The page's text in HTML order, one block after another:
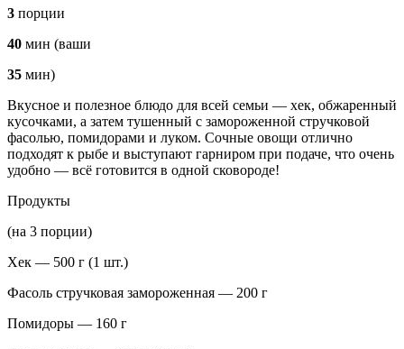
3 порции
40 мин (ваши
35 мин)
Вкусное и полезное блюдо для всей семьи — хек, обжаренный
кусочками, а затем тушенный с замороженной стручковой
фасолью, помидорами и луком. Сочные овощи отлично
подходят к рыбе и выступают гарниром при подаче, что очень
удобно — всё готовится в одной сковороде!
Продукты
(на 3 порции)
Хек — 500 г (1 шт.)
Фасоль стручковая замороженная — 200 г
Помидоры — 160 г